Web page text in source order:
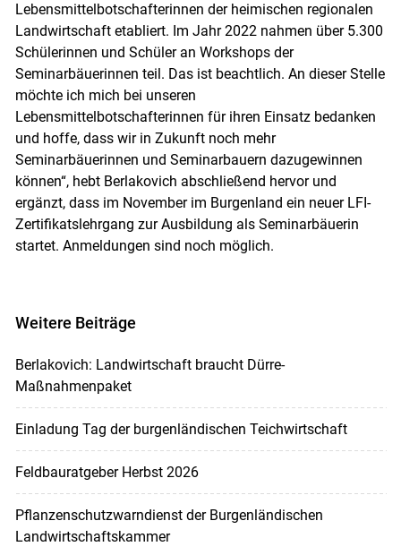
Lebensmittelbotschafterinnen der heimischen regionalen
Landwirtschaft etabliert. Im Jahr 2022 nahmen über 5.300
Schülerinnen und Schüler an Workshops der
Seminarbäuerinnen teil. Das ist beachtlich. An dieser Stelle
möchte ich mich bei unseren
Lebensmittelbotschafterinnen für ihren Einsatz bedanken
und hoffe, dass wir in Zukunft noch mehr
Seminarbäuerinnen und Seminarbauern dazugewinnen
können“, hebt Berlakovich abschließend hervor und
ergänzt, dass im November im Burgenland ein neuer LFI-
Zertifikatslehrgang zur Ausbildung als Seminarbäuerin
startet. Anmeldungen sind noch möglich.
Weitere Beiträge
Berlakovich: Landwirtschaft braucht Dürre-
Maßnahmenpaket
Einladung Tag der burgenländischen Teichwirtschaft
Feldbauratgeber Herbst 2026
Pflanzenschutzwarndienst der Burgenländischen
Landwirtschaftskammer